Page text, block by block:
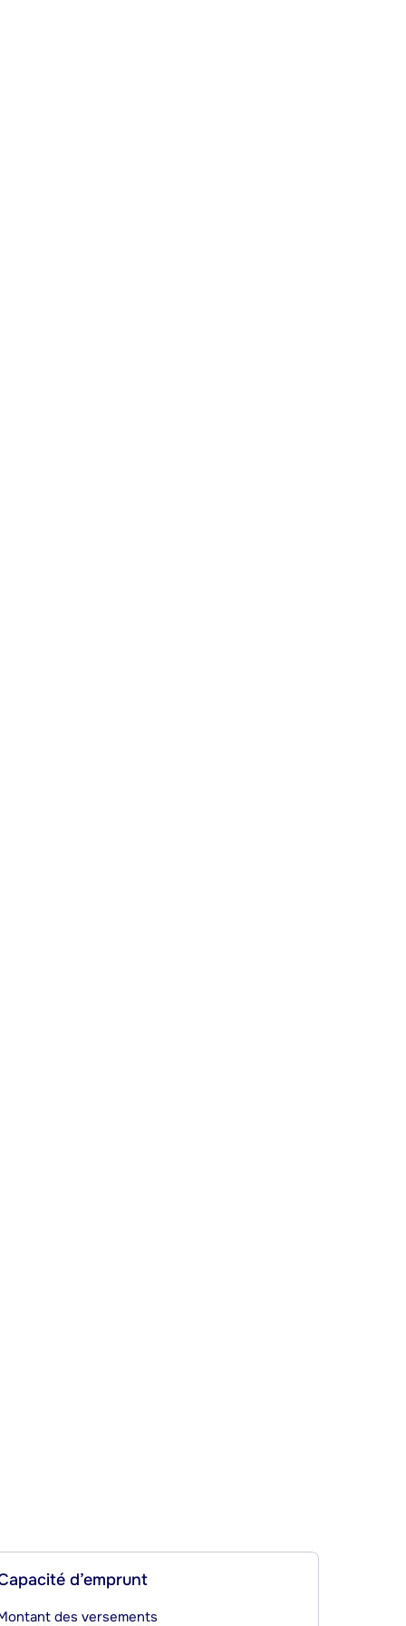
d’emprunt
des versements